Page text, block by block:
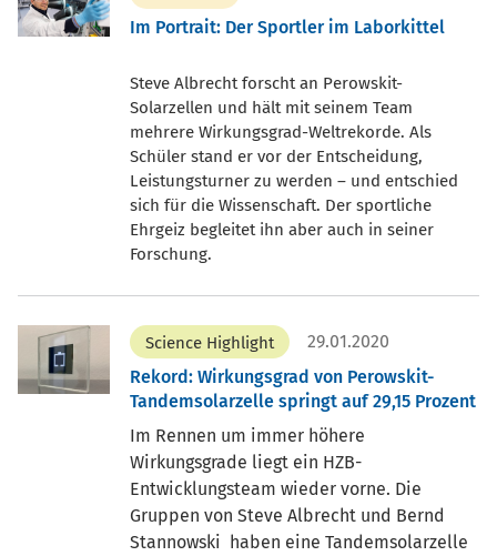
Im Portrait: Der Sportler im Laborkittel
Steve Albrecht forscht an Perowskit-
Solarzellen und hält mit seinem Team
mehrere Wirkungsgrad-Weltrekorde. Als
Schüler stand er vor der Entscheidung,
Leistungsturner zu werden – und entschied
sich für die Wissenschaft. Der sportliche
Ehrgeiz begleitet ihn aber auch in seiner
Forschung.
Science Highlight
29.01.2020
Rekord: Wirkungsgrad von Perowskit-
Tandemsolarzelle springt auf 29,15 Prozent
Im Rennen um immer höhere
Wirkungsgrade liegt ein HZB-
Entwicklungsteam wieder vorne. Die
Gruppen von Steve Albrecht und Bernd
Stannowski haben eine Tandemsolarzelle